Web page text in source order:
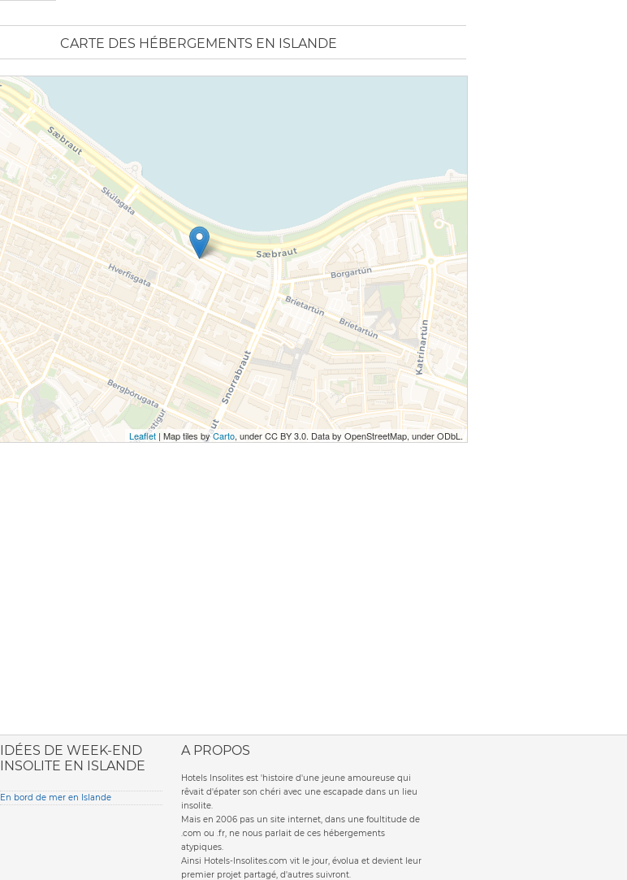
CARTE DES HÉBERGEMENTS EN ISLANDE
Leaflet | Map tiles byCarto, under CC BY 3.0. Data by OpenStreetMap, under ODbL.
IDÉES DE WEEK-END
INSOLITE EN ISLANDE
En bord de mer en Islande
A PROPOS
Hotels Insolites est 'histoire d'une jeune amoureuse qui
rêvait d'épater son chéri avec une escapade dans un lieu
insolite.
Mais en 2006 pas un site internet, dans une foultitude de
.com ou .fr, ne nous parlait de ces hébergements
atypiques.
Ainsi Hotels-Insolites.com vit le jour, évolua et devient leur
premier projet partagé, d'autres suivront.